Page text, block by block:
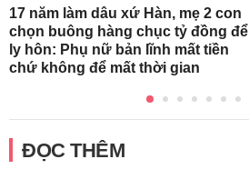
17 năm làm dâu xứ Hàn, mẹ 2 con
chọn buông hàng chục tỷ đồng để
ly hôn: Phụ nữ bản lĩnh mất tiền
chứ không để mất thời gian
ĐỌC THÊM